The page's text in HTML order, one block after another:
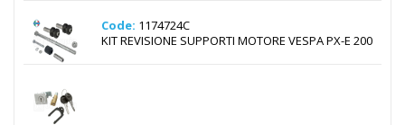
Code: 1174724C
KIT REVISIONE SUPPORTI MOTORE VESPA PX-E 200